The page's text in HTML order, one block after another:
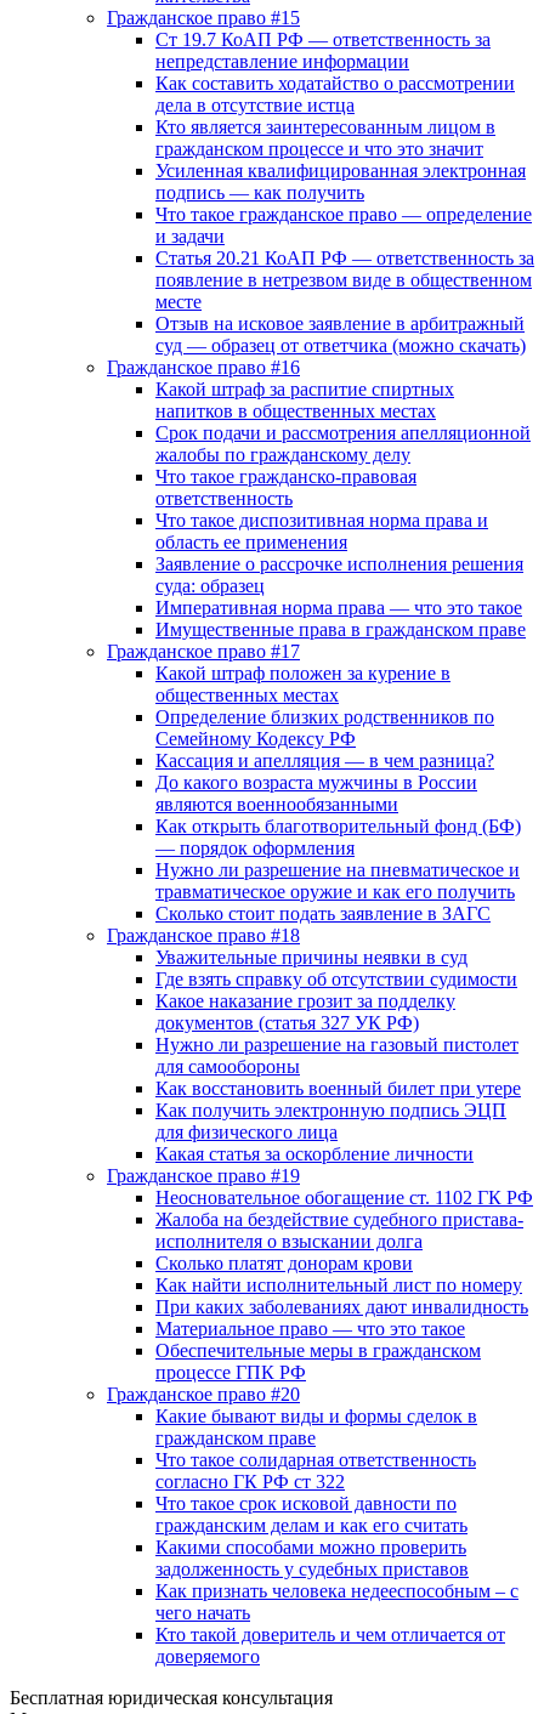
Гражданское право #15
Ст 19.7 КоАП РФ — ответственность за
непредставление информации
Как составить ходатайство о рассмотрении
дела в отсутствие истца
Кто является заинтересованным лицом в
гражданском процессе и что это значит
Усиленная квалифицированная электронная
подпись — как получить
Что такое гражданское право — определение
и задачи
Статья 20.21 КоАП РФ — ответственность за
появление в нетрезвом виде в общественном
месте
Отзыв на исковое заявление в арбитражный
суд — образец от ответчика (можно скачать)
Гражданское право #16
Какой штраф за распитие спиртных
напитков в общественных местах
Срок подачи и рассмотрения апелляционной
жалобы по гражданскому делу
Что такое гражданско-правовая
ответственность
Что такое диспозитивная норма права и
область ее применения
Заявление о рассрочке исполнения решения
суда: образец
Императивная норма права — что это такое
Имущественные права в гражданском праве
Гражданское право #17
Какой штраф положен за курение в
общественных местах
Определение близких родственников по
Семейному Кодексу РФ
Кассация и апелляция — в чем разница?
До какого возраста мужчины в России
являются военнообязанными
Как открыть благотворительный фонд (БФ)
— порядок оформления
Нужно ли разрешение на пневматическое и
травматическое оружие и как его получить
Сколько стоит подать заявление в ЗАГС
Гражданское право #18
Уважительные причины неявки в суд
Где взять справку об отсутствии судимости
Какое наказание грозит за подделку
документов (статья 327 УК РФ)
Нужно ли разрешение на газовый пистолет
для самообороны
Как восстановить военный билет при утере
Как получить электронную подпись ЭЦП
для физического лица
Какая статья за оскорбление личности
Гражданское право #19
Неосновательное обогащение ст. 1102 ГК РФ
Жалоба на бездействие судебного пристава-
исполнителя о взыскании долга
Сколько платят донорам крови
Как найти исполнительный лист по номеру
При каких заболеваниях дают инвалидность
Материальное право — что это такое
Обеспечительные меры в гражданском
процессе ГПК РФ
Гражданское право #20
Какие бывают виды и формы сделок в
гражданском праве
Что такое солидарная ответственность
согласно ГК РФ ст 322
Что такое срок исковой давности по
гражданским делам и как его считать
Какими способами можно проверить
задолженность у судебных приставов
Как признать человека недееспособным – с
чего начать
Кто такой доверитель и чем отличается от
доверяемого
Бесплатная юридическая консультация